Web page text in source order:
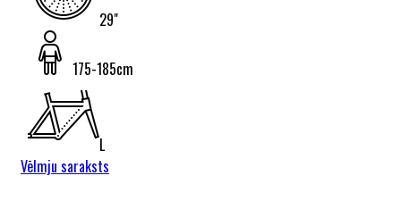
29"
175-185cm
L
Vēlmju saraksts